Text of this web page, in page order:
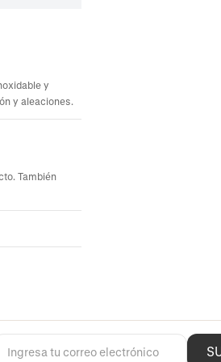
y
y aleaciones.
También